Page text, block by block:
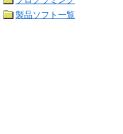
製品ソフト一覧